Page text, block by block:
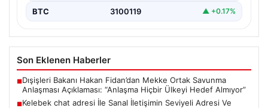
BTC 3100119 ▲ +0.17%
Son Eklenen Haberler
■Dışişleri Bakanı Hakan Fidan’dan Mekke Ortak Savunma
Anlaşması Açıklaması: “Anlaşma Hiçbir Ülkeyi Hedef Almıyor”
■Kelebek chat adresi İle Sanal İletişimin Seviyeli Adresi Ve